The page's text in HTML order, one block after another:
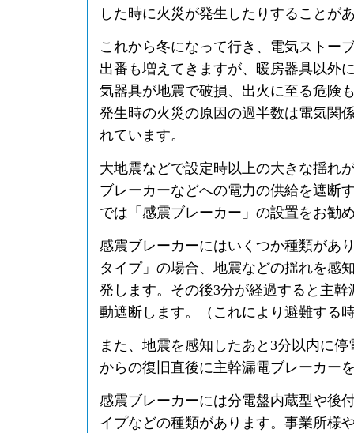
した時に火災が発生したりすることが
これから冬になって行き、電気ストー
出番も増えてきますが、暖房器具以外
気器具が地震で破損、出火に至る危険
発生時の火災の原因の過半数は電気関
れています。
大地震などで設定時以上の大きな揺れ
ブレーカーなどへの電力の供給を遮断
では「感震ブレーカー」の設置をお勧
感震ブレーカーにはいくつか種類があ
タイプ」の場合、地震などの揺れを感
発します。その後3分が経過すると主
動遮断します。（これにより避難する
また、地震を感知したあと3分以内に
からの復旧直後に主幹漏電ブレーカー
感震ブレーカーには分電盤内蔵型や後
イプなどの種類があります。事業所様